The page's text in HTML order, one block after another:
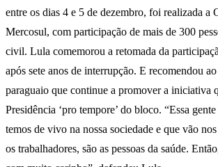
entre os dias 4 e 5 de dezembro, foi realizada a
Mercosul, com participação de mais de 300
civil. Lula comemorou a retomada da
após sete anos de interrupção. E recomendou
paraguaio que continue a promover a iniciativa
Presidência ‘pro tempore’ do bloco. “Essa
temos de vivo na nossa sociedade e que vão
os trabalhadores, são as pessoas da saúde.